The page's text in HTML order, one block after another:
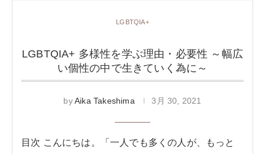
LGBTQIA+
LGBTQIA+ 多様性を学ぶ理由・必要性 ～幅広
い個性の中で生きていく為に～
byAika Takeshima 3月 30, 2021
目次 こんにちは。「一人でも多くの人が、もっと